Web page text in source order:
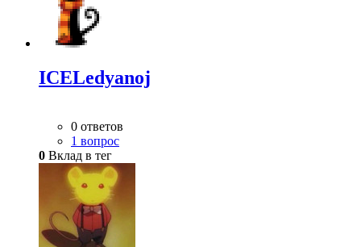
ICELedyanoj
0 ответов
1 вопрос
0 Вклад в тег